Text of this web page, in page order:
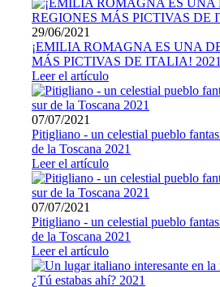
29/06/2021
¡EMILIA ROMAGNA ES UNA
MÁS PICTIVAS DE ITALIA! 2021
Leer el artículo
07/07/2021
Pitigliano - un celestial pueblo
de la Toscana 2021
Leer el artículo
07/07/2021
Pitigliano - un celestial pueblo
de la Toscana 2021
Leer el artículo